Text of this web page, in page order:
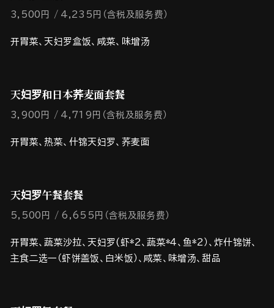
3,500円 4,235円（含税及服务费）
开胃菜、天妇罗盒饭、咸菜、味增汤
天妇罗和日本荞麦面套餐
3,900円 4,719円（含税及服务费）
开胃菜、热菜、什锦天妇罗、荞麦面
天妇罗午餐套餐
5,500円 6,655円（含税及服务费）
开胃菜、蔬菜沙拉、天妇罗(虾*2、蔬菜*４、鱼*2）、炸什锦饼、
主食二选一（虾饼盖饭、白米饭）、咸菜、味增汤、甜品